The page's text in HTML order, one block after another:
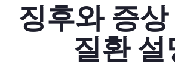
징후와 증상
질환 설